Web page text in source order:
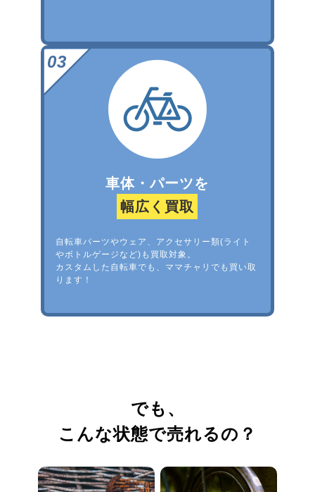
車体・パーツを
幅広く買取
自転車パーツやウェア、アクセサリー類(ライト
やボトルゲージなど)も買取対象。
カスタムした自転車でも、ママチャリでも買い取
ります！
でも、
こんな状態で売れるの？